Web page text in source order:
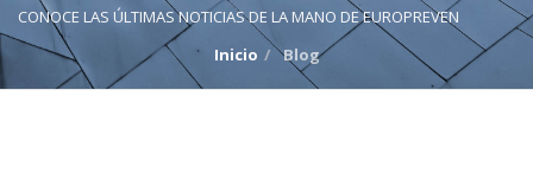
CONOCE LAS ÚLTIMAS NOTICIAS DE LA MANO DE EUROPREVEN
Inicio
Blog